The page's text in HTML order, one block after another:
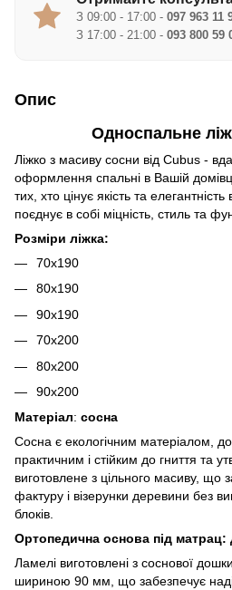
З 09:00 - 17:00 - 097 963 11
З 17:00 - 21:00 - 093 800 59
Опис
Односпальне
Ліжко з масиву сосни від Cubus -
оформлення спальні в Вашій
тих, хто цінує якість та
поєднує в собі міцність, стиль та
Розміри ліжка:
70х190
80х190
90х190
70х200
80х200
90х200
Матеріал: сосна
Сосна є екологічним матеріалом,
практичним і стійким до гниття та
виготовлене з цільного масиву, що
фактуру і візерунки деревини без
блоків.
Ортопедична основа під матрац:
Ламелі виготовлені з соснової
шириною 90 мм, що забезпечує